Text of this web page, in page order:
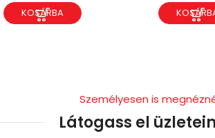
KOSÁRBA
Személyesen is
Látogass el